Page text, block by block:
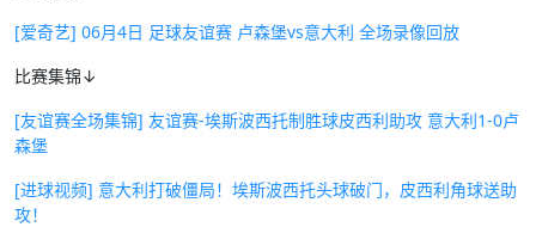
[爱奇艺] 06月4日 足球友谊赛 卢森堡vs意大利 全场录像回放
比赛集锦↓
[友谊赛全场集锦] 友谊赛-埃斯波西托制胜球皮西利助攻 意大利1-0卢
森堡
[进球视频] 意大利打破僵局！埃斯波西托头球破门，皮西利角球送助
攻！